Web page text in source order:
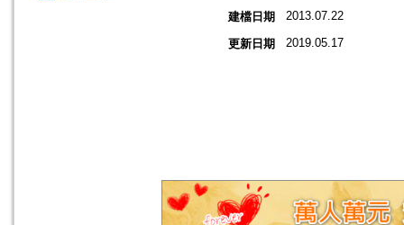
建檔日期 2013.07.22
更新日期 2019.05.17